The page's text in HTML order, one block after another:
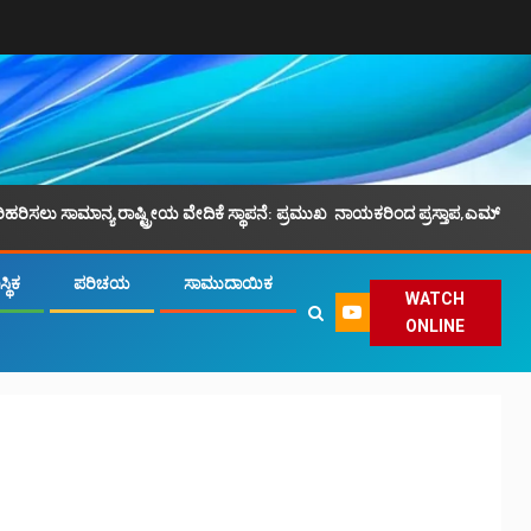
ರಾಷ್ಟ್ರೀಯ ವೇದಿಕೆ ಸ್ಥಾಪನೆ: ಪ್ರಮುಖ ನಾಯಕರಿಂದ ಪ್ರಸ್ತಾಪ,ಎಮ್.ಕೆ.ಫೈಝಿ ನೇತೃತ್ವ.
ಪರಿಚಯ ಸಾಮುದಾಯಿಕ
WATCH
ONLINE